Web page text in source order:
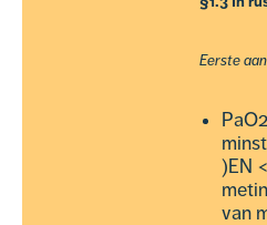
Eerste
)EN
van